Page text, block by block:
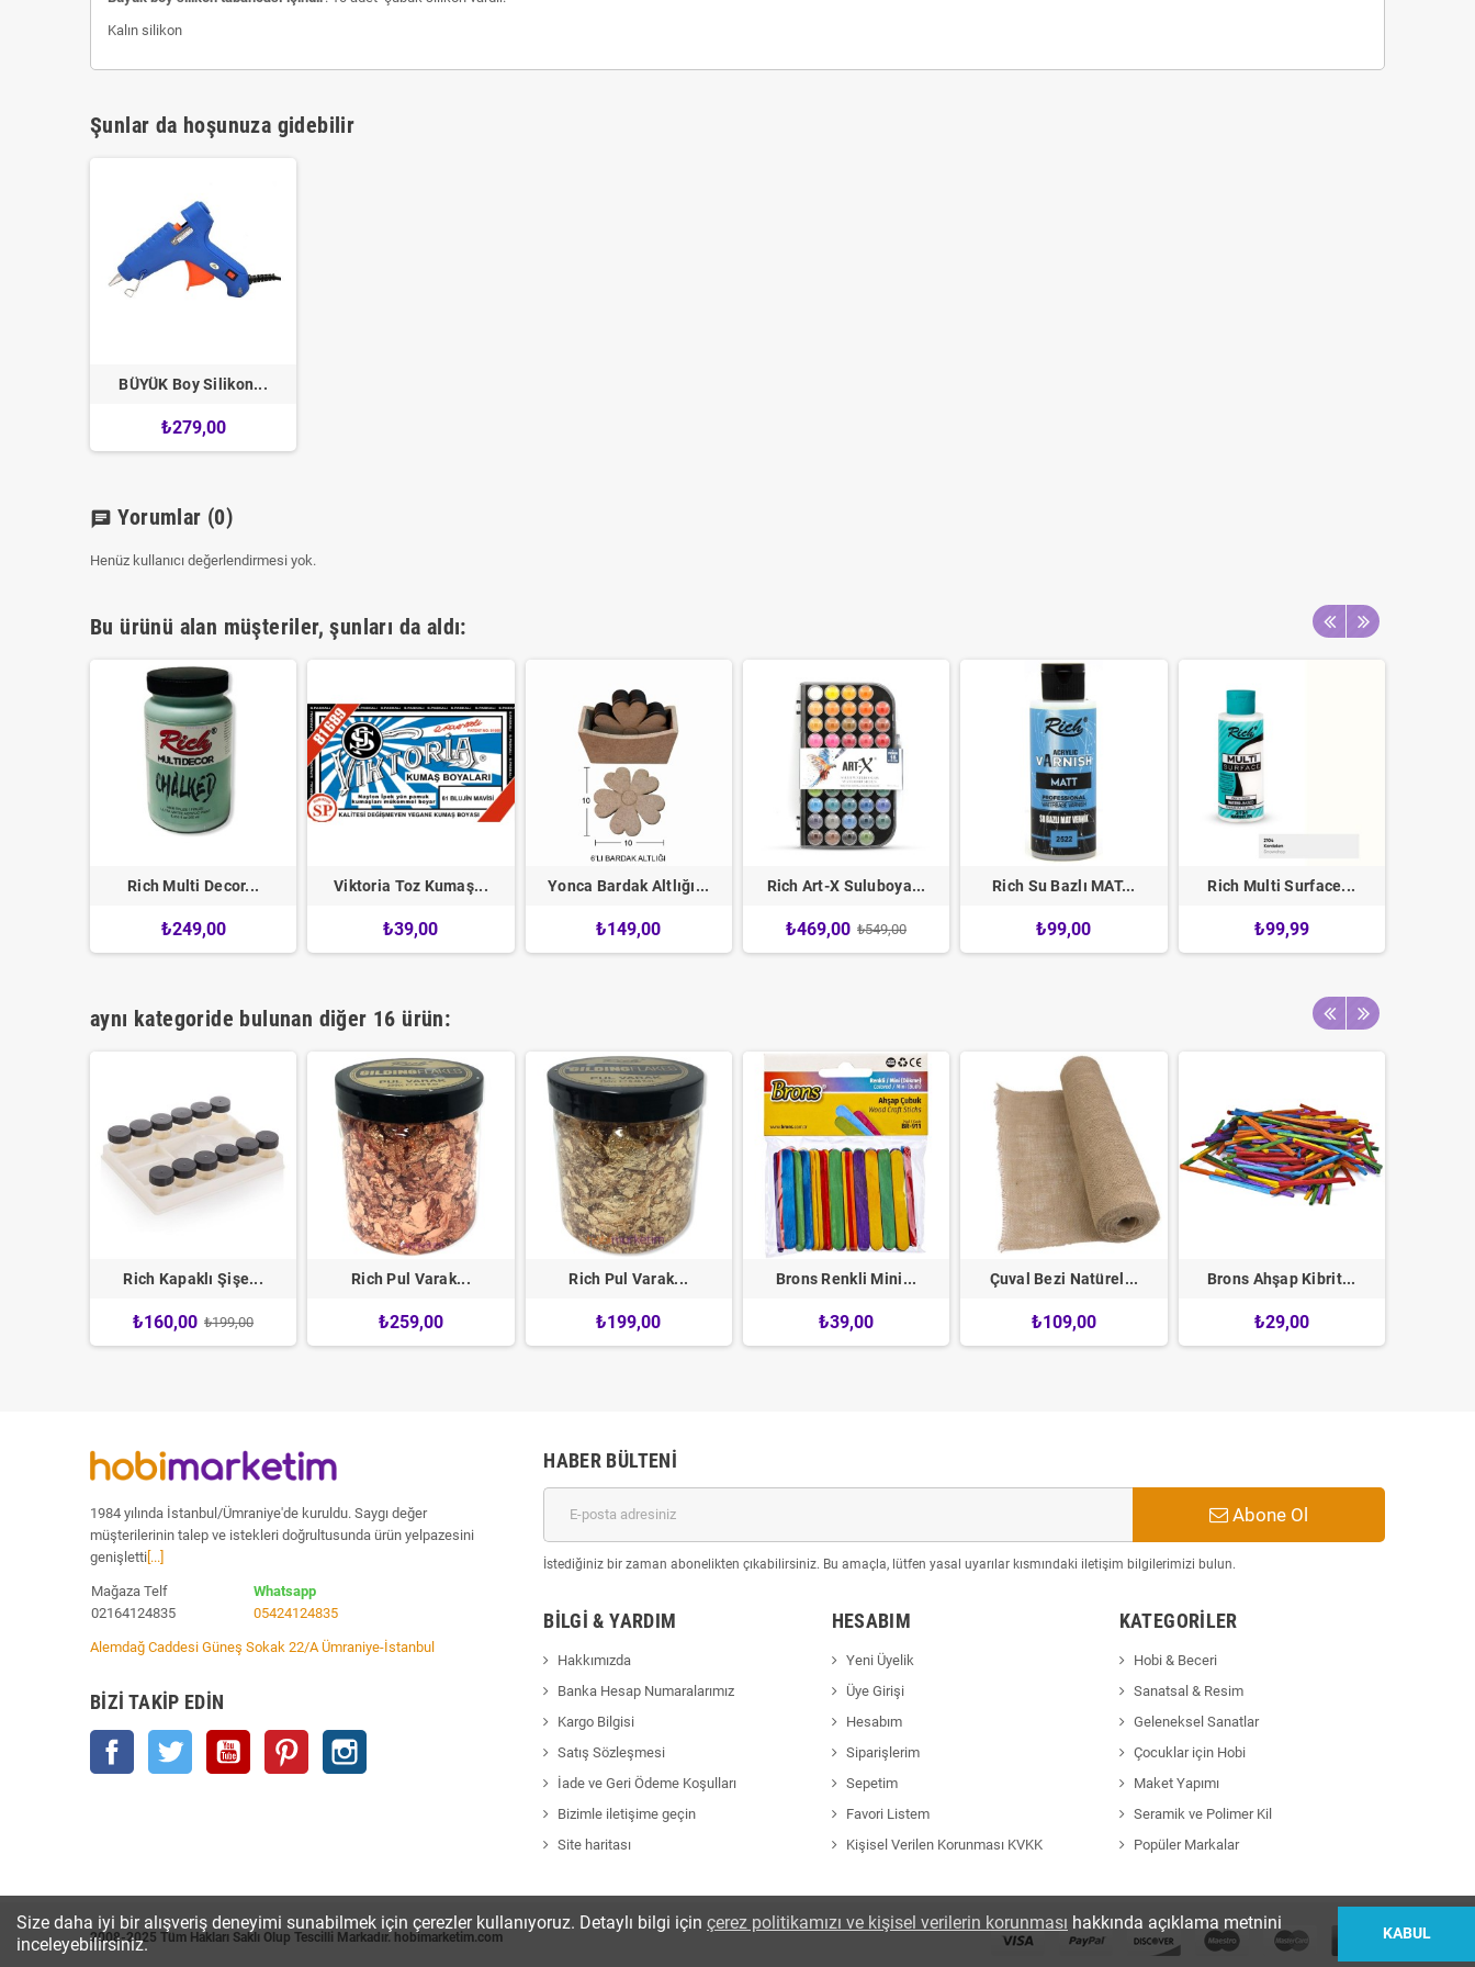
Kalın silikon
Şunlar da hoşunuza gidebilir
BÜYÜK Boy Silikon...
₺279,00
chat Yorumlar (0)
Henüz kullanıcı değerlendirmesi yok.
Bu ürünü alan müşteriler, şunları da aldı:
Rich Multi Decor...
₺249,00
Viktoria Toz Kumaş...
₺39,00
Yonca Bardak Altlığı...
₺149,00
Rich Art-X Suluboya...
₺469,00 ₺549,00
Rich Su Bazlı MAT...
₺99,00
Rich Multi Surface...
₺99,99
aynı kategoride bulunan diğer 16 ürün:
Rich Kapaklı Şişe...
₺160,00 ₺199,00
Rich Pul Varak...
₺259,00
Rich Pul Varak...
₺199,00
Brons Renkli Mini...
₺39,00
Çuval Bezi Natürel...
₺109,00
Brons Ahşap Kibrit...
₺29,00
1984 yılında İstanbul/Ümraniye'de kuruldu. Saygı değer
müşterilerinin talep ve istekleri doğrultusunda ürün yelpazesini
genişletti [...]
Mağaza Telf
02164124835
Whatsapp
05424124835
Alemdağ Caddesi Güneş Sokak 22/A Ümraniye-İstanbul
BIZI TAKIP EDIN
Facebook Twitter YouTube Pinterest
HABER BÜLTENI
Abone Ol
İstediğiniz bir zaman abonelikten çıkabilirsiniz. Bu amaçla, lütfen yasal uyarılar kısmındaki iletişim bilgilerimizi bulun.
BILGI & YARDIM
Hakkımızda
Banka Hesap Numaralarımız
Kargo Bilgisi
Satış Sözleşmesi
İade ve Geri Ödeme Koşulları
Bizimle iletişime geçin
Site haritası
HESABIM
Yeni Üyelik
Üye Girişi
Hesabım
Siparişlerim
Sepetim
Favori Listem
Kişisel Verilen Korunması KVKK
KATEGORILER
Hobi & Beceri
Sanatsal & Resim
Geleneksel Sanatlar
Çocuklar için Hobi
Maket Yapımı
Seramik ve Polimer Kil
Popüler Markalar
2008-2025 Tüm Hakları Saklı Olup Tescilli Markadır. hobimarketim.com
Size daha iyi bir alışveriş deneyimi sunabilmek için çerezler kullanıyoruz. Detaylı bilgi için çerez politikamızı ve kişisel verilerin korunması hakkında açıklama metnini
inceleyebilirsiniz.
KABUL